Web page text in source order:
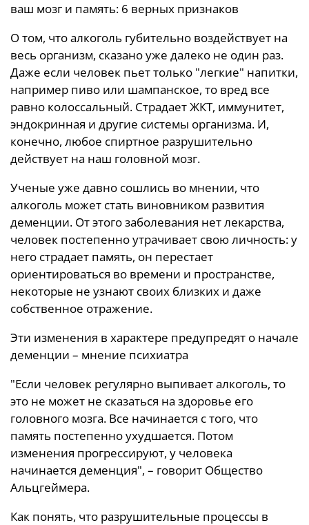
ваш мозг и память: 6 верных признаков
О том, что алкоголь губительно воздействует на
весь организм, сказано уже далеко не один раз.
Даже если человек пьет только "легкие" напитки,
например пиво или шампанское, то вред все
равно колоссальный. Страдает ЖКТ, иммунитет,
эндокринная и другие системы организма. И,
конечно, любое спиртное разрушительно
действует на наш головной мозг.
Ученые уже давно сошлись во мнении, что
алкоголь может стать виновником развития
деменции. От этого заболевания нет лекарства,
человек постепенно утрачивает свою личность: у
него страдает память, он перестает
ориентироваться во времени и пространстве,
некоторые не узнают своих близких и даже
собственное отражение.
Эти изменения в характере предупредят о начале
деменции – мнение психиатра
"Если человек регулярно выпивает алкоголь, то
это не может не сказаться на здоровье его
головного мозга. Все начинается с того, что
память постепенно ухудшается. Потом
изменения прогрессируют, у человека
начинается деменция", – говорит Общество
Альцгеймера.
Как понять, что разрушительные процессы в